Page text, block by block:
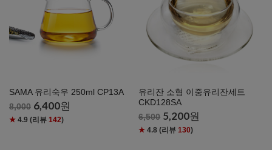
SAMA 유리숙우 250ml CP13A
8,000 6,400원
★ 4.9 (리뷰 142)
유리잔 소형 이중유리잔세트
CKD128SA
6,500 5,200원
★ 4.8 (리뷰 130)